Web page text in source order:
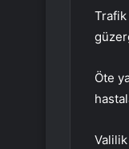
Trafik
Öte
Valilik